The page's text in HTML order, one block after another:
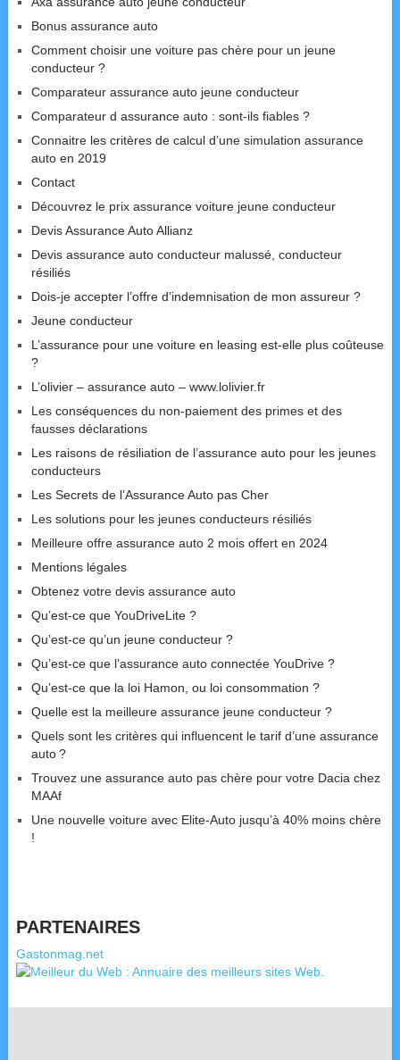
Bonus assurance auto
Comment choisir une voiture pas chère pour un jeune
conducteur ?
Comparateur assurance auto jeune conducteur
Comparateur d assurance auto : sont-ils fiables ?
Connaitre les critères de calcul d’une simulation assurance
auto en 2019
Contact
Découvrez le prix assurance voiture jeune conducteur
Devis Assurance Auto Allianz
Devis assurance auto conducteur malussé, conducteur
résiliés
Dois-je accepter l’offre d’indemnisation de mon assureur ?
Jeune conducteur
L’assurance pour une voiture en leasing est-elle plus coûteuse
?
L’olivier – assurance auto – www.lolivier.fr
Les conséquences du non-paiement des primes et des
fausses déclarations
Les raisons de résiliation de l’assurance auto pour les jeunes
conducteurs
Les Secrets de l’Assurance Auto pas Cher
Les solutions pour les jeunes conducteurs résiliés
Meilleure offre assurance auto 2 mois offert en 2024
Mentions légales
Obtenez votre devis assurance auto
Qu’est-ce que YouDriveLite ?
Qu’est-ce qu’un jeune conducteur ?
Qu’est-ce que l’assurance auto connectée YouDrive ?
Qu’est-ce que la loi Hamon, ou loi consommation ?
Quelle est la meilleure assurance jeune conducteur ?
Quels sont les critères qui influencent le tarif d’une assurance
auto ?
Trouvez une assurance auto pas chère pour votre Dacia chez
MAAf
Une nouvelle voiture avec Elite-Auto jusqu’à 40% moins chère
!
PARTENAIRES
Gastonmag.net